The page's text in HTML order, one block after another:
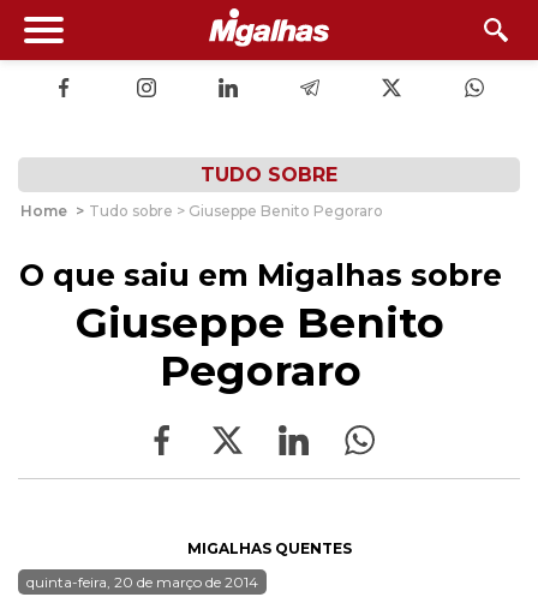
TUDO SOBRE
Home > Tudo sobre > Giuseppe Benito Pegoraro
O que saiu em Migalhas sobre
Giuseppe Benito
Pegoraro
MIGALHAS QUENTES
quinta-feira, 20 de março de 2014